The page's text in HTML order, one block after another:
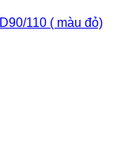
110 ( màu đỏ)